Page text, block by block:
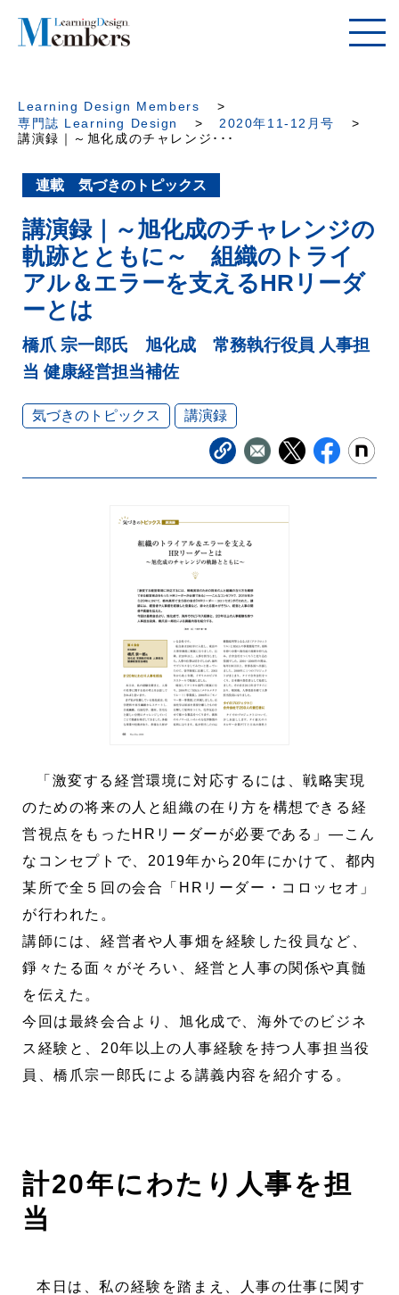
Learning Design Members
専門誌 Learning Design
2020年11-12月号
講演録｜～旭化成のチャレンジ･･･
連載 気づきのトピックス
講演録｜～旭化成のチャレンジの
軌跡とともに～ 組織のトライ
アル＆エラーを支えるHRリーダ
ーとは
橋爪 宗一郎氏 旭化成 常務執行役員 人事担
当 健康経営担当補佐
気づきのトピックス 講演録
「激変する経営環境に対応するには、戦略実現
のための将来の人と組織の在り方を構想できる経
営視点をもったHRリーダーが必要である」―こん
なコンセプトで、2019年から20年にかけて、都内
某所で全５回の会合「HRリーダー・コロッセオ」
が行われた。
講師には、経営者や人事畑を経験した役員など、
錚々たる面々がそろい、経営と人事の関係や真髄
を伝えた。
今回は最終会合より、旭化成で、海外でのビジネ
ス経験と、20年以上の人事経験を持つ人事担当役
員、橋爪宗一郎氏による講義内容を紹介する。
計20年にわたり人事を担
当
本日は、私の経験を踏まえ、人事の仕事に関す